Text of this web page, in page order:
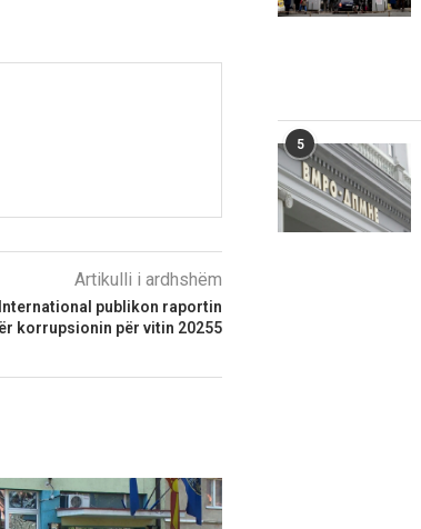
Artikulli i ardhshëm
publikon raportin
korrupsionin për vitin 20255
5